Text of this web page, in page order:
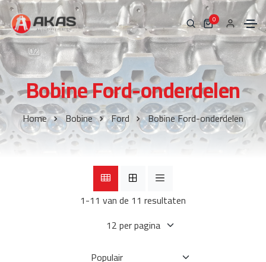
0
Bobine Ford-onderdelen
Home Bobine Ford Bobine Ford-onderdelen
1-11 van de 11 resultaten